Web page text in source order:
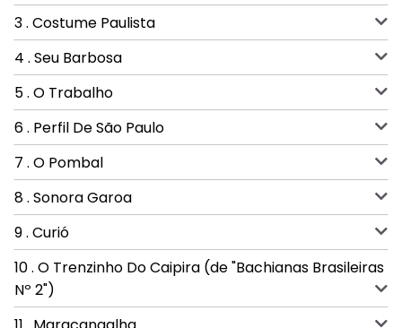
3 . Costume Paulista
4 . Seu Barbosa
5 . O Trabalho
6 . Perfil De São Paulo
7 . O Pombal
8 . Sonora Garoa
9 . Curió
10 . O Trenzinho Do Caipira (de "Bachianas Brasileiras
Nº 2")